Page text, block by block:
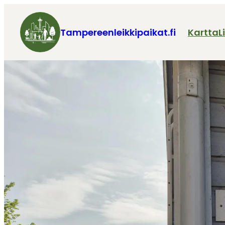
Tampereenleikkipaikat.fi Kartta